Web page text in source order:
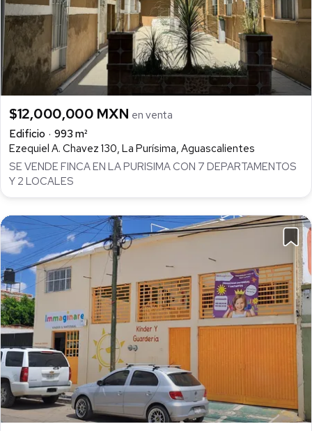
$12,000,000 MXN en venta
Edificio
993 m²
Ezequiel A. Chavez 130, La Purísima, Aguascalientes
SE VENDE FINCA EN LA PURISIMA CON 7 DEPARTAMENTOS
Y 2 LOCALES